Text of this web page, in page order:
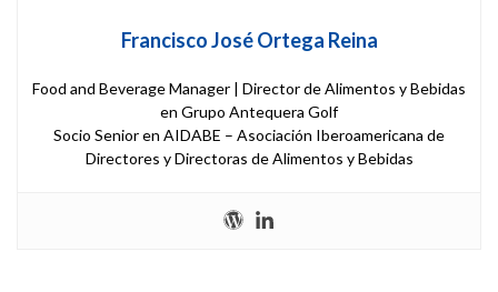
Francisco José Ortega Reina
Food and Beverage Manager | Director de Alimentos y Bebidas
en Grupo Antequera Golf
Socio Senior en AIDABE – Asociación Iberoamericana de
Directores y Directoras de Alimentos y Bebidas